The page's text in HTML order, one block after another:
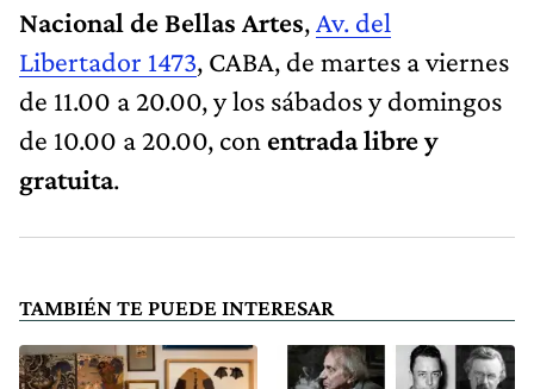
Nacional de Bellas Artes, Av. del
Libertador 1473, CABA, de martes a viernes
de 11.00 a 20.00, y los sábados y domingos
de 10.00 a 20.00, con entrada libre y
gratuita.
TAMBIÉN TE PUEDE INTERESAR